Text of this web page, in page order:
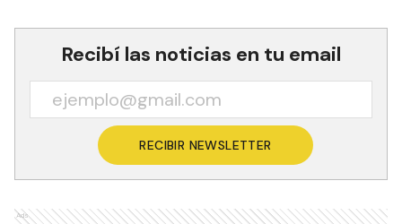
Recibí las noticias en tu email
RECIBIR NEWSLETTER
Ads